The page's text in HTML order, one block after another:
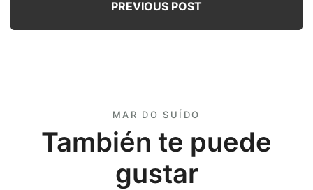
PREVIOUS POST
MAR DO SUÍDO
También te puede
gustar